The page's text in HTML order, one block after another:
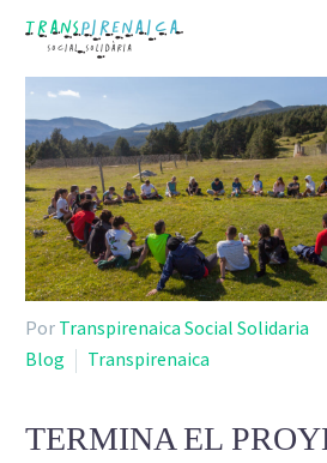
Por Transpirenaica Social Solidaria
Blog
Transpirenaica
TERMINA EL